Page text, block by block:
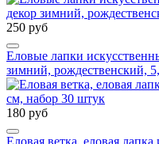
250 руб
Еловые лапки
зимний, рождественский,
180 руб
Еловая ветка, еловая